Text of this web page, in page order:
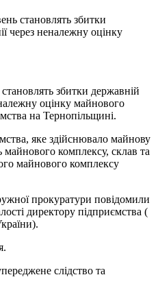
становлять збитки
через неналежну оцінку
збитки державній
оцінку майнового
на Тернопільщині.
яке здійснювало майнову
майнового комплексу, склав та
майнового комплексу
прокуратури повідомили
директору підприємства (
слідство та